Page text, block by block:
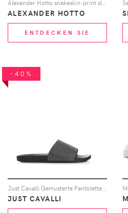
Alexander Hotto snakeskin-print slippers - Nude
ALEXANDER HOTTO
ENTDECKEN SIE
-40%
JUST CAVALLI